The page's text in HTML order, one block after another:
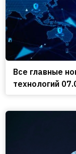
Все главные
технологий